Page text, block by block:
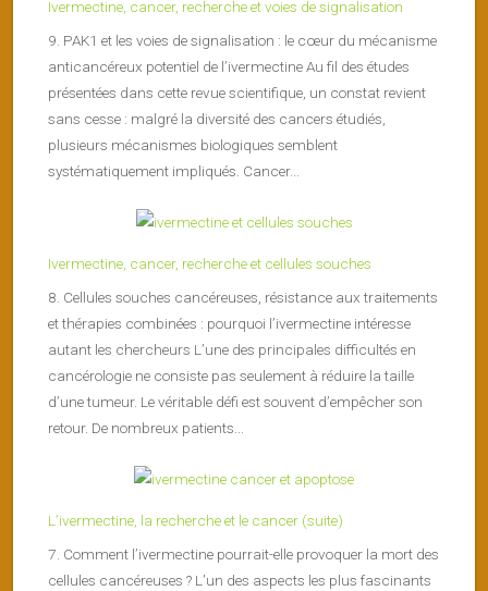
Ivermectine, cancer, recherche et voies de signalisation
9. PAK1 et les voies de signalisation : le cœur du mécanisme
anticancéreux potentiel de l’ivermectine Au fil des études
présentées dans cette revue scientifique, un constat revient
sans cesse : malgré la diversité des cancers étudiés,
plusieurs mécanismes biologiques semblent
systématiquement impliqués. Cancer...
Ivermectine, cancer, recherche et cellules souches
8. Cellules souches cancéreuses, résistance aux traitements
et thérapies combinées : pourquoi l’ivermectine intéresse
autant les chercheurs L’une des principales difficultés en
cancérologie ne consiste pas seulement à réduire la taille
d’une tumeur. Le véritable défi est souvent d’empêcher son
retour. De nombreux patients...
L’ivermectine, la recherche et le cancer (suite)
7. Comment l’ivermectine pourrait-elle provoquer la mort des
cellules cancéreuses ? L’un des aspects les plus fascinants